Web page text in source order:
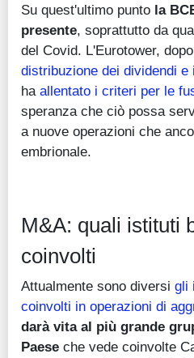
Su quest'ultimo punto la
presente, soprattutto da
del Covid. L'Eurotower,
distribuzione dei dividendi
ha allentato i criteri per le
speranza che ciò possa
a nuove operazioni che
embrionale.
M&A: quali istituti
coinvolti
Attualmente sono diversi gli
coinvolti in operazioni di
darà vita al più grande
Paese che vede coinvolte